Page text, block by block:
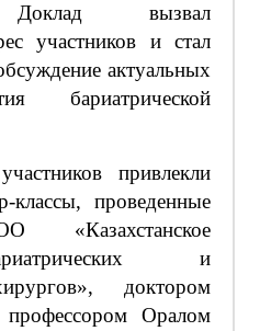
Доклад вызвал
участников и стал
актуальных
бариатрической
привлекли
классы, проведенные
«Казахстанское
и
доктором
профессором Оралом